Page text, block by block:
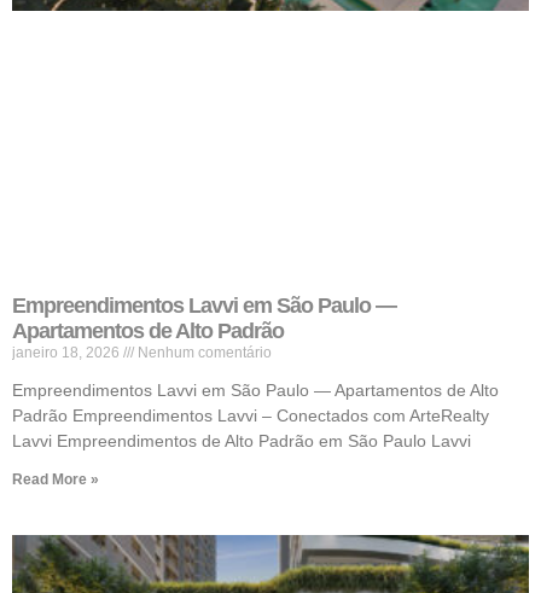
Empreendimentos Lavvi em São Paulo —
Apartamentos de Alto Padrão
janeiro 18, 2026 Nenhum comentário
Empreendimentos Lavvi em São Paulo — Apartamentos de Alto
Padrão Empreendimentos Lavvi – Conectados com ArteRealty
Lavvi Empreendimentos de Alto Padrão em São Paulo Lavvi
Read More »